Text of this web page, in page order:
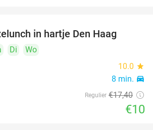
in hartje Den Haag
Di
Wo
10.0 star
8 min. directions_car
Regulier €17,40
€10